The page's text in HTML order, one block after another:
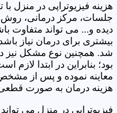
هزینه فیزیوتراپی در منزل با
جلسات، مرکز درمانی، روش
دیده و... می تواند متفاوت
بیشتری برای درمان نیاز
شد. همچنین نوع مشکل نیز
بود؛ بنابراین در ابتدا
معاینه نموده و پس از
هزینه درمان به صورت
فیزیوتراپی در منزل می